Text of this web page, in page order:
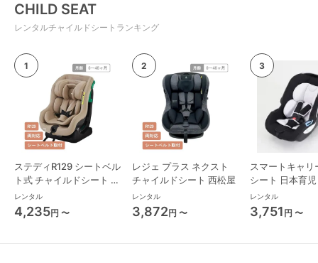
CHILD SEAT
レンタルチャイルドシートランキング
ステディR129 シートベル
ト式 チャイルドシート ジ
ョイー(joie)
レンタル
4,235円 〜
レジェ プラス ネクスト
チャイルドシート 西松屋
レンタル
3,872円 〜
スマートキャリ
シート 日本育児
レンタル
3,751 円 〜